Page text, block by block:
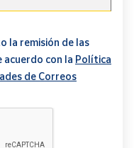
la remisión de las
acuerdo con la Política
de Correos